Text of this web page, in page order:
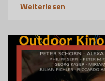
Weiterlesen